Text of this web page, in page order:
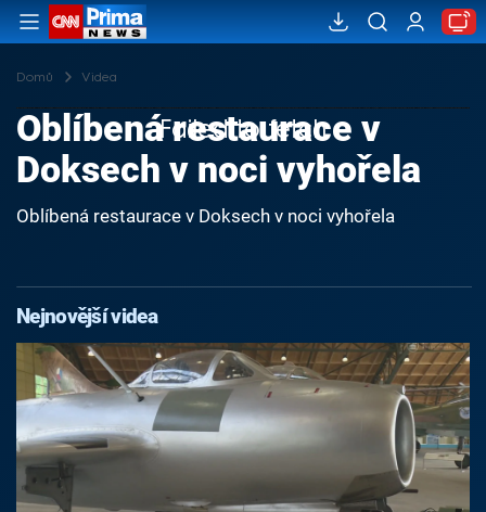
Domů Videa
Failed to fetch
Oblíbená restaurace v
Doksech v noci vyhořela
Oblíbená restaurace v Doksech v noci vyhořela
Nejnovější videa